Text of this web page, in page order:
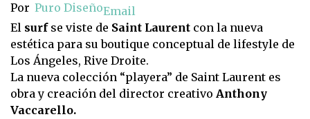
Por Puro DiseñoEmail
El surf se viste de Saint Laurent con la nueva
estética para su boutique conceptual de lifestyle de
Los Ángeles, Rive Droite.
La nueva colección “playera” de Saint Laurent es
obra y creación del director creativo Anthony
Vaccarello.